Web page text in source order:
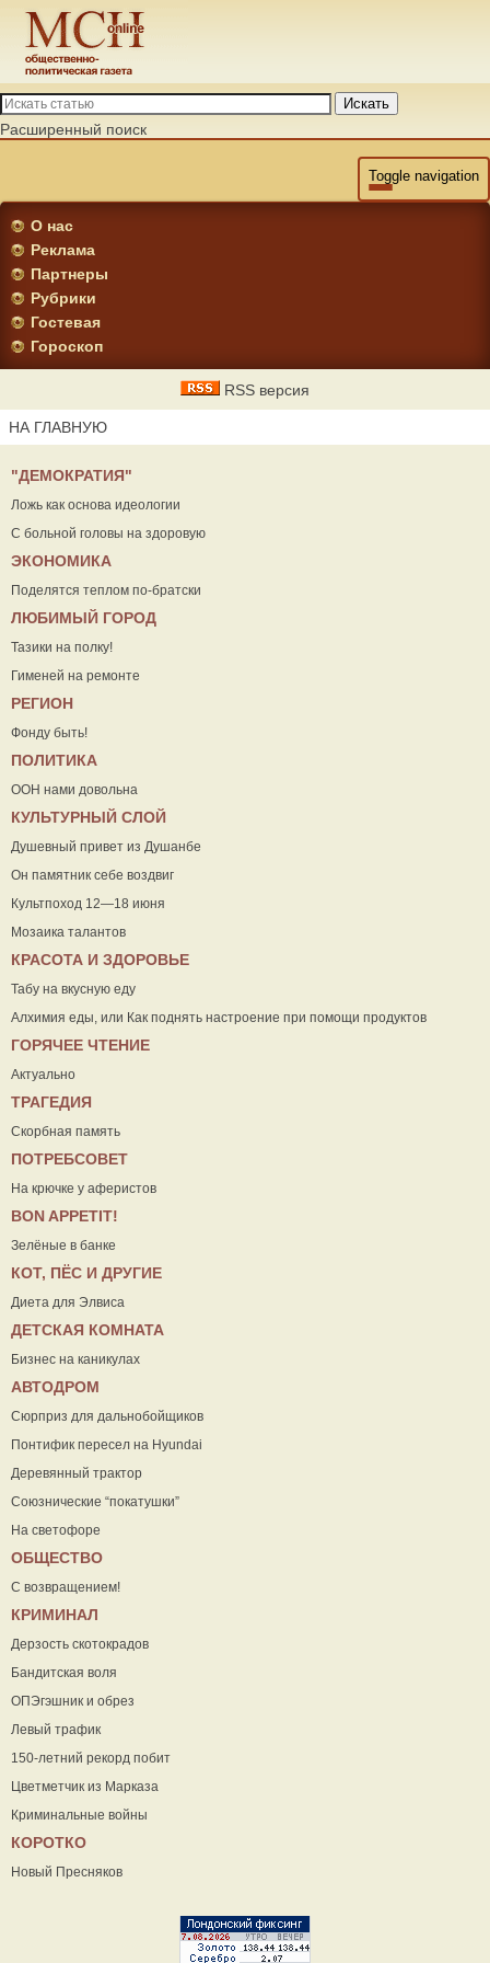
Искать
Расширенный поиск
Toggle navigation
О нас
Реклама
Партнеры
Рубрики
Гостевая
Гороскоп
RSS версия
НА ГЛАВНУЮ
"ДЕМОКРАТИЯ"
Ложь как основа идеологии
С больной головы на здоровую
ЭКОНОМИКА
Поделятся теплом по-братски
ЛЮБИМЫЙ ГОРОД
Тазики на полку!
Гименей на ремонте
РЕГИОН
Фонду быть!
ПОЛИТИКА
ООН нами довольна
КУЛЬТУРНЫЙ СЛОЙ
Душевный привет из Душанбе
Он памятник себе воздвиг
Культпоход 12—18 июня
Мозаика талантов
КРАСОТА И ЗДОРОВЬЕ
Табу на вкусную еду
Алхимия еды, или Как поднять настроение при помощи продуктов
ГОРЯЧЕЕ ЧТЕНИЕ
Актуально
ТРАГЕДИЯ
Скорбная память
ПОТРЕБСОВЕТ
На крючке у аферистов
ВON APPETIT!
Зелёные в банке
КОТ, ПЁС И ДРУГИЕ
Диета для Элвиса
ДЕТСКАЯ КОМНАТА
Бизнес на каникулах
АВТОДРОМ
Сюрприз для дальнобойщиков
Понтифик пересел на Hyundai
Деревянный трактор
Союзнические “покатушки”
На светофоре
ОБЩЕСТВО
С возвращением!
КРИМИНАЛ
Дерзость скотокрадов
Бандитская воля
ОПЭгэшник и обрез
Левый трафик
150-летний рекорд побит
Цветметчик из Марказа
Криминальные войны
КОРОТКО
Новый Пресняков